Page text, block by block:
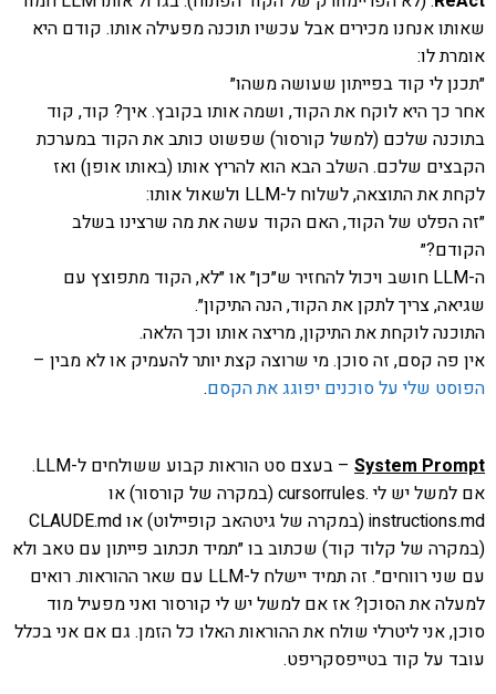
שאותו אנחנו מכירים אבל עכשיו תוכנה מפעילה אותו. קודם היא
אומרת לו:
״תכנן לי קוד בפייתון שעושה משהו״
אחר כך היא לוקח את הקוד, ושמה אותו בקובץ. איך? קוד, קוד
בתוכנה שלכם (למשל קורסור) שפשוט כותב את הקוד במערכת
הקבצים שלכם. השלב הבא הוא להריץ אותו (באותו אופן) ואז
לקחת את התוצאה, לשלוח ל-LLM ולשאול אותו:
״זה הפלט של הקוד, האם הקוד עשה את מה שרצינו בשלב
הקודם?״
ה-LLM חושב ויכול להחזיר ש״כן״ או ״לא, הקוד מתפוצץ עם
שגיאה, צריך לתקן את הקוד, הנה התיקון״.
התוכנה לוקחת את התיקון, מריצה אותו וכך הלאה.
אין פה קסם, זה סוכן. מי שרוצה קצת יותר להעמיק או לא מבין –
הפוסט שלי על סוכנים יפוגג את הקסם.
System Prompt
– בעצם סט הוראות קבוע ששולחים ל-LLM.
אם למשל יש לי .cursorrules (במקרה של קורסור) או
instructions.md (במקרה של גיטהאב קופיילוט) או CLAUDE.md
(במקרה של קלוד קוד) שכתוב בו ״תמיד תכתוב פייתון עם טאב ולא
עם שני רווחים״. זה תמיד יישלח ל-LLM עם שאר ההוראות. רואים
למעלה את הסוכן? אז אם למשל יש לי קורסור ואני מפעיל מוד
סוכן, אני ליטרלי שולח את ההוראות האלו כל הזמן. גם אם אני בכלל
עובד על קוד בטייפסקריפט.